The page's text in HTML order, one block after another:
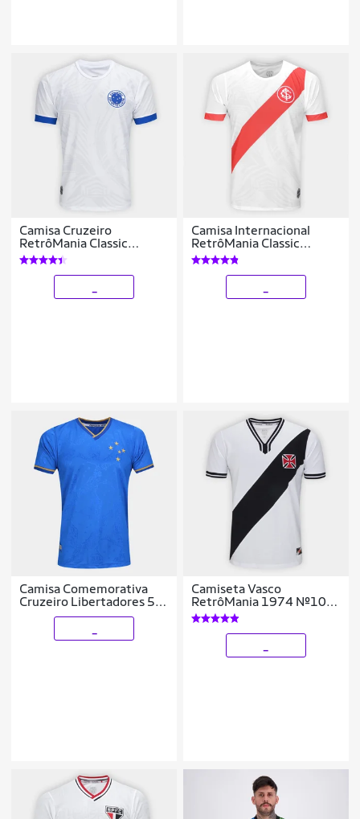
Camisa Cruzeiro
RetrôMania Classic
Masculina
Camisa Internacional
RetrôMania Classic
Masculina
Camisa Comemorativa
Cruzeiro Libertadores 50
anos Masculina
Camiseta Vasco
RetrôMania 1974 Nº10
Masculina